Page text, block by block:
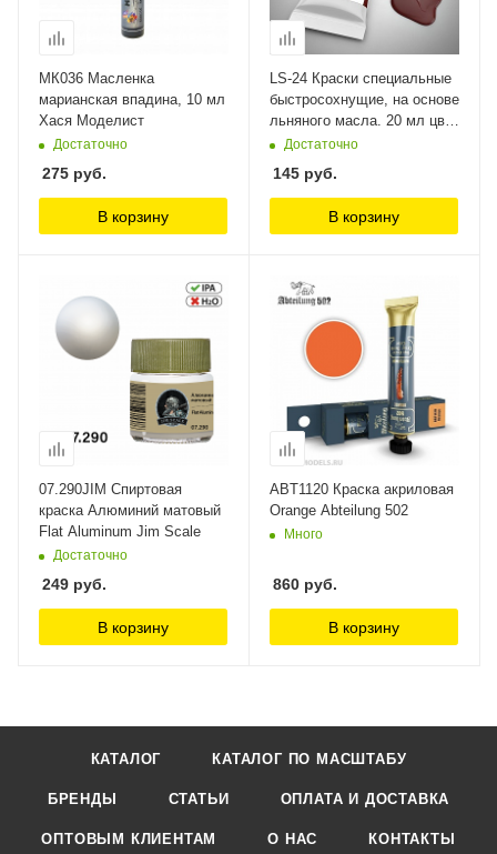
МК036 Масленка
марианская впадина, 10 мл
Хася Моделист
Достаточно
275 руб.
В корзину
LS-24 Краски специальные
быстросохнущие, на основе
льняного масла. 20 мл цвет
насыщенный малиновый
Достаточно
145 руб.
В корзину
07.290JIM Спиртовая
краска Алюминий матовый
Flat Aluminum Jim Scale
Достаточно
249 руб.
В корзину
ABT1120 Краска акриловая
Orange Abteilung 502
Много
860 руб.
В корзину
КАТАЛОГ КАТАЛОГ ПО МАСШТАБУ
БРЕНДЫ СТАТЬИ ОПЛАТА И ДОСТАВКА
ОПТОВЫМ КЛИЕНТАМ О НАС КОНТАКТЫ